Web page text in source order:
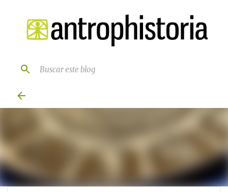
Ir al contenido principal